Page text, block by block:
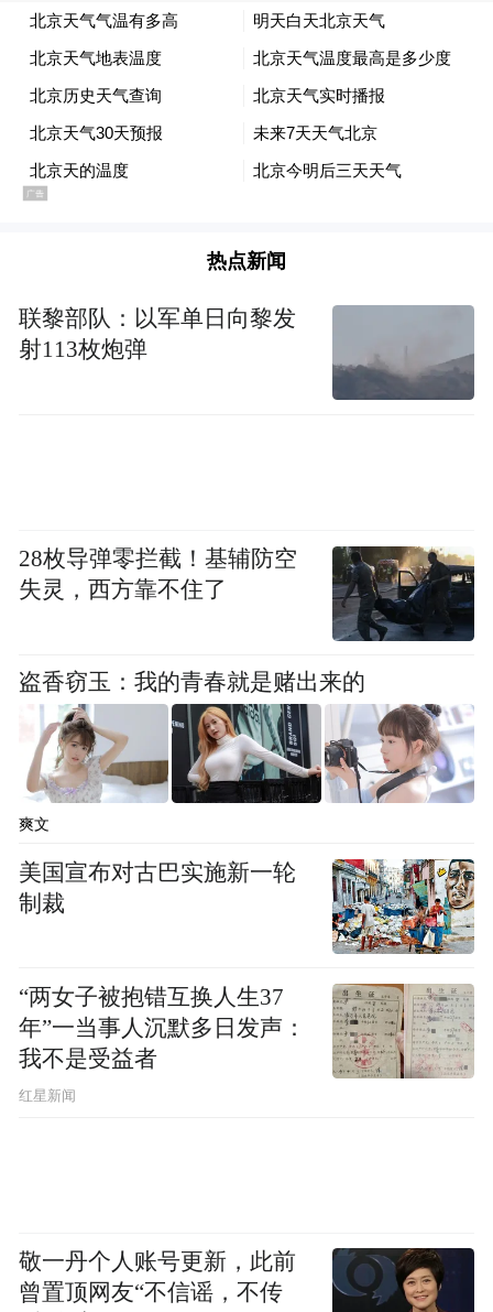
植，带动种植户及周边群众增收致富，今年
步拓宽了我们丝瓜络的销售渠道。
丝瓜从藤蔓到果都是宝，嫩丝瓜卖菜，老丝
部往上30多厘米处剪掉，收集丝瓜络水卖
钱。“在家门口就能做小工，既有收入，还可
以照顾老人孩子，比在外头打工强多了。”49
岁的孙玉翠为了方便照顾老人孩子，一直在
丝瓜络基地打工。村里种植丝瓜络为老百姓
提供了在乡就业的条件。
“现在村里的生活越来越好，我们村原来是3
热点新闻
联黎部队：以军单日向黎发
射113枚炮弹
28枚导弹零拦截！基辅防空
失灵，西方靠不住了
盗香窃玉：我的青春就是赌出来的
爽文
美国宣布对古巴实施新一轮
制裁
“两女子被抱错互换人生37
年”一当事人沉默多日发声：
我不是受益者
红星新闻
敬一丹个人账号更新，此前
曾置顶网友“不信谣，不传